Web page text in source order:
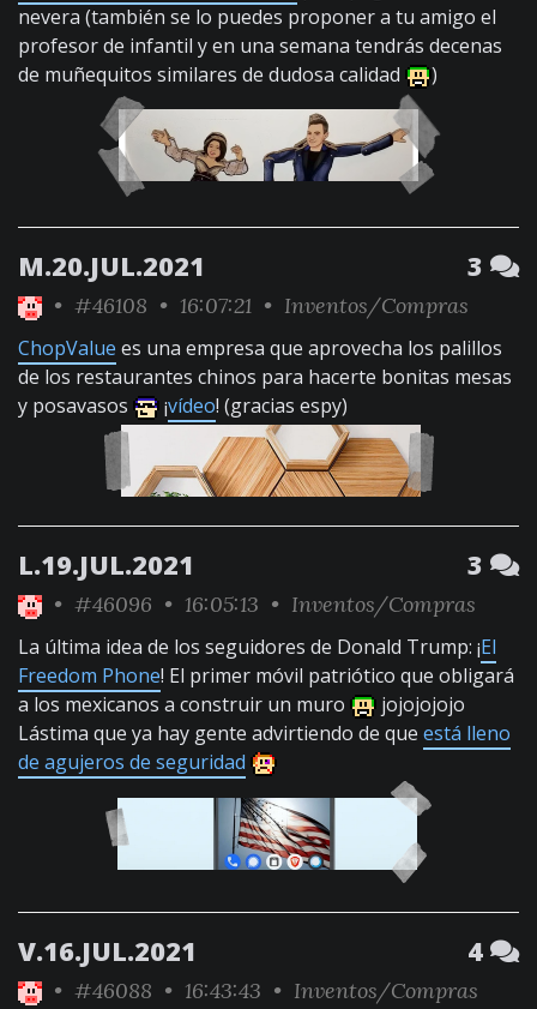
nevera (también se lo puedes proponer a tu amigo el
profesor de infantil y en una semana tendrás decenas
de muñequitos similares de dudosa calidad
)
M.20.JUL.2021 3
• #46108 • 16:07:21 • Inventos/Compras
ChopValue es una empresa que aprovecha los palillos
de los restaurantes chinos para hacerte bonitas mesas
y posavasos
¡vídeo! (gracias espy)
L.19.JUL.2021 3
• #46096 • 16:05:13 • Inventos/Compras
La última idea de los seguidores de Donald Trump: ¡El
Freedom Phone! El primer móvil patriótico que obligará
a los mexicanos a construir un muro
jojojojojo
Lástima que ya hay gente advirtiendo de que está lleno
de agujeros de seguridad
V.16.JUL.2021 4
• #46088 • 16:43:43 • Inventos/Compras